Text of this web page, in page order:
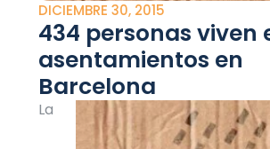
DICIEMBRE 30, 2015
434 personas viven
asentamientos en
Barcelona
La